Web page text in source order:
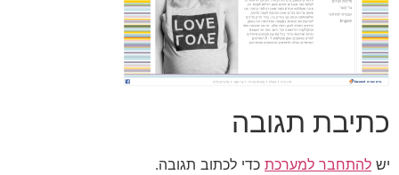
כתיבת תגובה
יש להתחבר למערכת כדי לכתוב תגובה.